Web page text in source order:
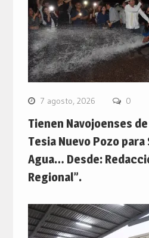
7 agosto, 2026 0
Tienen Navojoenses
Tesia Nuevo Pozo
Agua… Desde:
Regional”.